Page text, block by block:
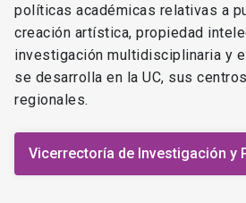
políticas académicas relativas a
creación artística, propiedad
investigación multidisciplinaria y
se desarrolla en la UC, sus
regionales.
Vicerrectoría de Investigación y